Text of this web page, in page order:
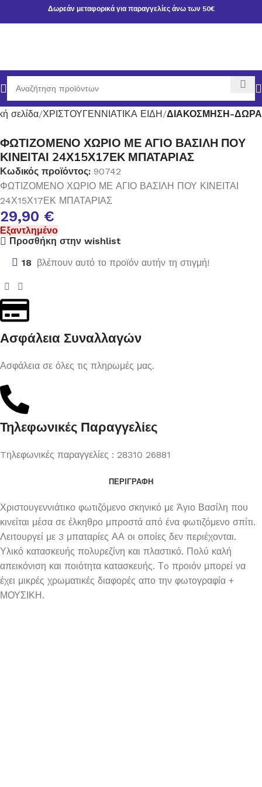
Δωρεάν μεταφορικά για παραγγελίες άνω των 50€
σελίδα ΧΡΙΣΤΟΥΓΕΝΝΙΑΤΙΚΑ ΕΙΔΗ ΔΙΑΚΟΣΜΗΣΗ-ΔΩΡΑ
ΦΩΤΙΖΟΜΕΝΟ ΧΩΡΙΟ ΜΕ ΑΓΙΟ ΒΑΣΙΛΗ ΠΟΥ
ΚΙΝΕΙΤΑΙ 24Χ15Χ17ΕΚ ΜΠΑΤΑΡΙΑΣ
Κωδικός προϊόντος: 90742
ΦΩΤΙΖΟΜΕΝΟ ΧΩΡΙΟ ΜΕ ΑΓΙΟ ΒΑΣΙΛΗ ΠΟΥ ΚΙΝΕΙΤΑΙ
24Χ15Χ17ΕΚ ΜΠΑΤΑΡΙΑΣ
29,90 €
Εξαντλημένο
Προσθήκη στην wishlist
18 βλέπουν αυτό το προϊόν αυτήν τη στιγμή!
Ασφάλεια Συναλλαγών
Ασφάλεια σε όλες τις πληρωμές μας.
Τηλεφωνικές Παραγγελίες
Tηλεφωνικές παραγγελίες : 28310 26881
ΠΕΡΙΓΡΑΦΉ
Χριστουγεννιάτικο φωτιζόμενο σκηνικό με Άγιο Βασίλη που
κινείται μέσα σε έλκηθρο μπροστά από ένα φωτιζόμενο σπίτι.
Λειτουργεί με 3 μπαταρίες ΑΑ οι οποίες δεν περιέχονται.
Υλικό κατασκευής πολυρεζίνη και πλαστικό. Πολύ καλή
απεικόνιση και ποιότητα κατασκευής. Τo προιόν μπορεί να
έχει μικρές χρωματικές διαφορές απο την φωτογραφία +
ΜΟΥΣΙΚΗ.